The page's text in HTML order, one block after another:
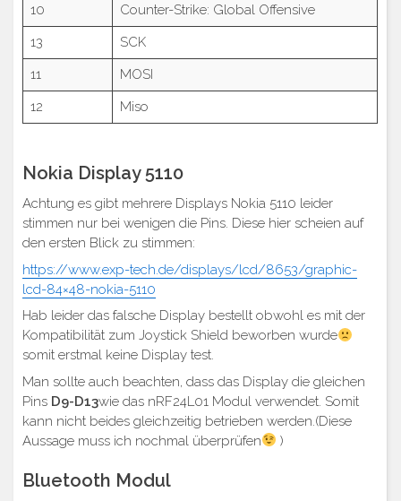
10
Counter-Strike: Global Offensive
13
SCK
11
MOSI
12
Miso
Nokia Display 5110
Achtung es gibt mehrere Displays Nokia 5110 leider
stimmen nur bei wenigen die Pins. Diese hier scheien auf
den ersten Blick zu stimmen:
https://www.exp-tech.de/displays/lcd/8653/graphic-
lcd-84×48-nokia-5110
Hab leider das falsche Display bestellt obwohl es mit der
Kompatibilität zum Joystick Shield beworben wurde
somit erstmal keine Display test.
Man sollte auch beachten, dass das Display die gleichen
Pins D9-D13wie das nRF24L01 Modul verwendet. Somit
kann nicht beides gleichzeitig betrieben werden.(Diese
Aussage muss ich nochmal überprüfen
)
Bluetooth Modul